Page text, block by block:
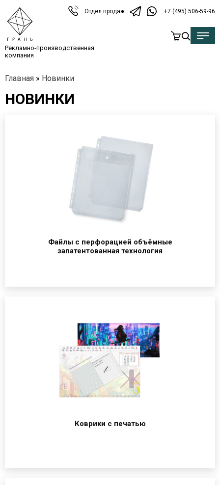
Отдел продаж +7 (495) 506-59-96
Рекламно-производственная
компания
Главная » Новинки
НОВИНКИ
Файлы с перфорацией объёмные
запатентованная технология
Коврики с печатью